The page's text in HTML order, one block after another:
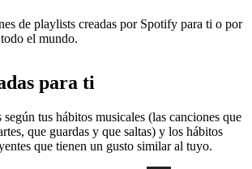
de playlists creadas por Spotify para ti o por
el mundo.
para ti
tus hábitos musicales (las canciones que
que guardas y que saltas) y los hábitos
que tienen un gusto similar al tuyo.